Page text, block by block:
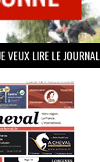
VEUX LIRE LE JOURNAL